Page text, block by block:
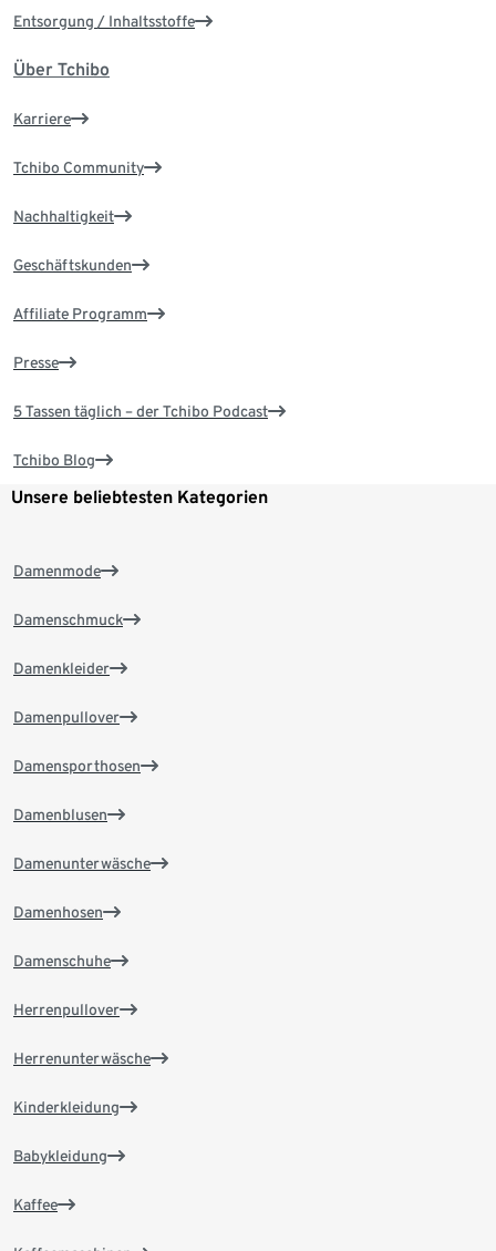
Entsorgung / Inhaltsstoffe
Über Tchibo
Karriere
Tchibo Community
Nachhaltigkeit
Geschäftskunden
Affiliate Programm
Presse
5 Tassen täglich – der Tchibo Podcast
Tchibo Blog
Unsere beliebtesten Kategorien
Damenmode
Damenschmuck
Damenkleider
Damenpullover
Damensporthosen
Damenblusen
Damenunterwäsche
Damenhosen
Damenschuhe
Herrenpullover
Herrenunterwäsche
Kinderkleidung
Babykleidung
Kaffee